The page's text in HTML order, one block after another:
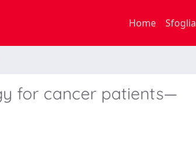
Home Sfoglia
for cancer patients—